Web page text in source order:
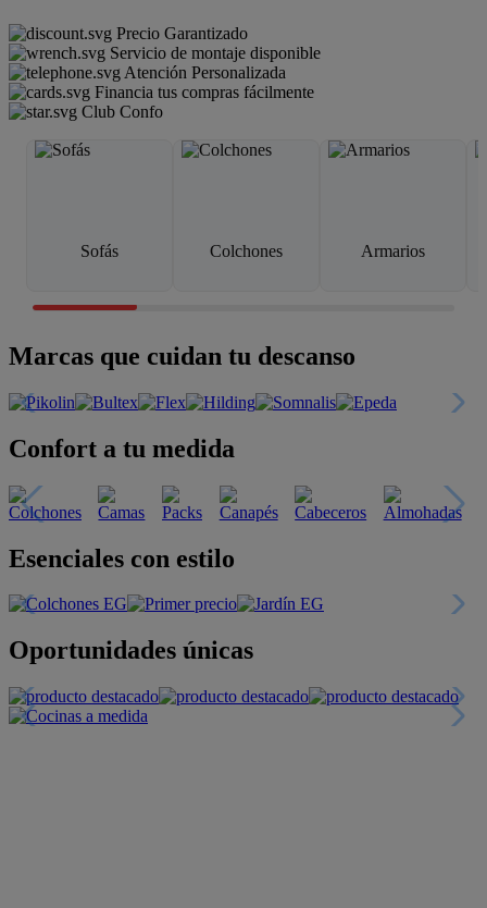
Precio Garantizado
Servicio de montaje disponible
Atención Personalizada
Financia tus compras fácilmente
Club Confo
Sofás Colchones Armarios
Marcas que cuidan tu descanso
Confort a tu medida
Esenciales con estilo
Oportunidades únicas